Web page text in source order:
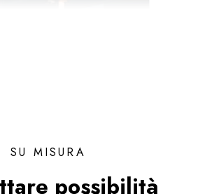
SU MISURA
possibilità